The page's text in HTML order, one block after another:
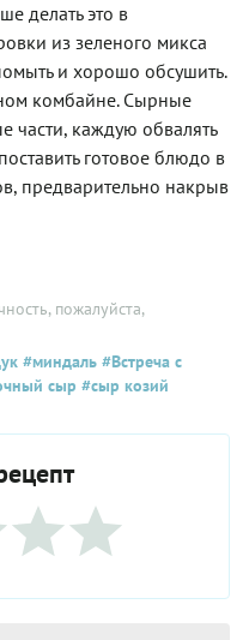
делать это в
из зеленого микса
и хорошо обсушить.
комбайне. Сырные
части, каждую обвалять
готовое блюдо в
предварительно накрыв
пожалуйста,
#миндаль #Встреча с
сыр #сыр козий